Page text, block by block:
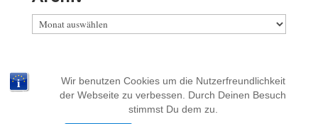
Wir benutzen Cookies um die Nutzerfreundlichkeit
der Webseite zu verbessen. Durch Deinen Besuch
stimmst Du dem zu.
Archiv